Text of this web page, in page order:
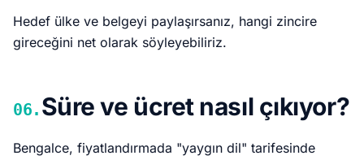
Hedef ülke ve belgeyi paylaşırsanız, hangi zincire
gireceğini net olarak söyleyebiliriz.
06. Süre ve ücret nasıl çıkıyor?
Bengalce, fiyatlandırmada "yaygın dil" tarifesinde